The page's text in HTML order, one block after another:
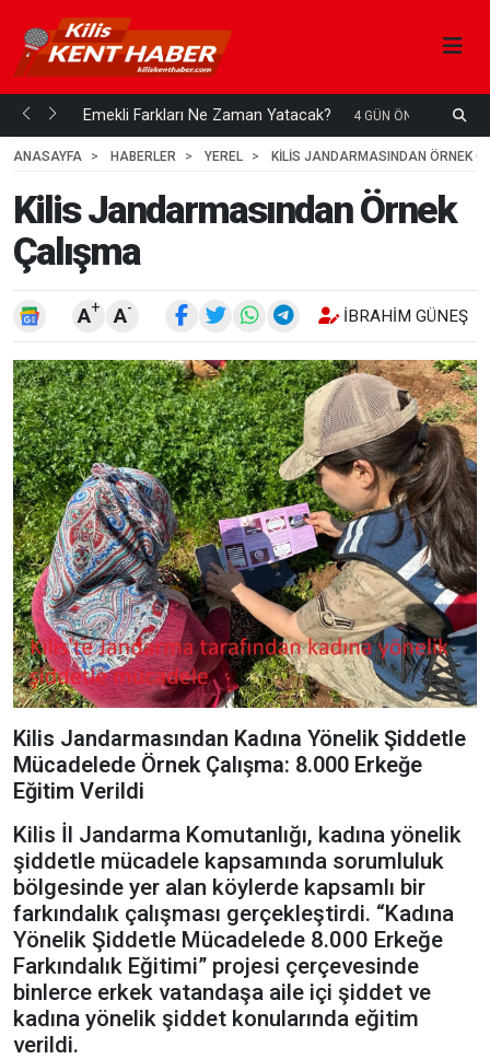
mi... Emekli Farkları Ne Zaman Yatacak? 4 GÜN ÖNCE
ANASAYFA
HABERLER YEREL KILIS JANDARMASINDAN ÖRNEK
Kilis Jandarmasından Örnek
Çalışma
A+ A- İBRAHIM GÜNEŞ
Kilis Jandarmasından Kadına Yönelik Şiddetle
Mücadelede Örnek Çalışma: 8.000 Erkeğe
Eğitim Verildi
Kilis İl Jandarma Komutanlığı, kadına yönelik
şiddetle mücadele kapsamında sorumluluk
bölgesinde yer alan köylerde kapsamlı bir
farkındalık çalışması gerçekleştirdi. “Kadına
Yönelik Şiddetle Mücadelede 8.000 Erkeğe
Farkındalık Eğitimi” projesi çerçevesinde
binlerce erkek vatandaşa aile içi şiddet ve
kadına yönelik şiddet konularında eğitim
verildi.